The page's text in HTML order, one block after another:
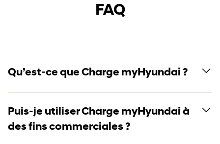
FAQ
Qu’est-ce que Charge myHyundai ?
Puis-je utiliser Charge myHyundai à
des fins commerciales ?